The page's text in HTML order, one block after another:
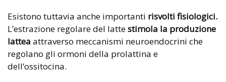
Esistono tuttavia anche importanti risvolti fisiologici.
L’estrazione regolare del lattestimola la produzione
lattea attraverso meccanismi neuroendocrini che
regolano gli ormoni della prolattina e
dell’ossitocina.